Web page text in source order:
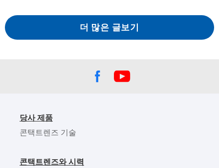
더 많은 글보기
당사 제품
콘택트렌즈 기술
콘택트렌즈와 시력